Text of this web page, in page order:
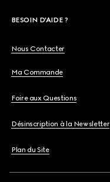
BESOIN D'AIDE ?
Nous Contacter
Ma Commande
Foire aux Questions
Désinscription à la Newsletter
Plan du Site